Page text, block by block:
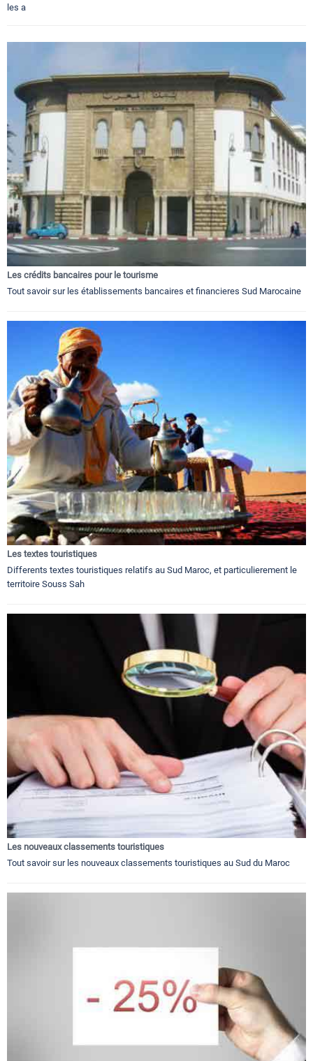
les a
Les crédits bancaires pour le tourisme
Tout savoir sur les établissements bancaires et financieres Sud Marocaine
Les textes touristiques
Differents textes touristiques relatifs au Sud Maroc, et particulierement le
territoire Souss Sah
Les nouveaux classements touristiques
Tout savoir sur les nouveaux classements touristiques au Sud du Maroc